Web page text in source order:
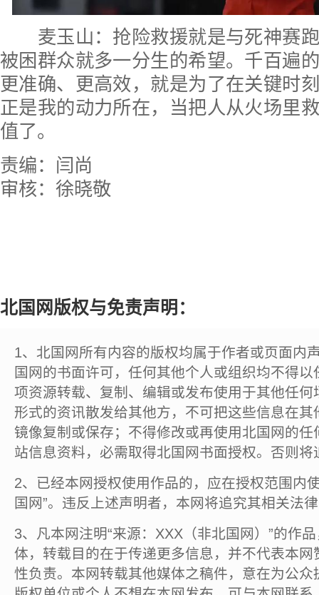
麦玉山：抢险救援就是与死神赛跑
被困群众就多一分生的希望。千百遍
更准确、更高效，就是为了在关键时
正是我的动力所在，当把人从火场里
值了。
责编：闫尚
审核：徐晓敬
北国网版权与免责声明：
1、北国网所有内容的版权均属于作者或页面内
国网的书面许可，任何其他个人或组织均不得
项资源转载、复制、编辑或发布使用于其他任
形式的资讯散发给其他方，不可把这些信息在
镜像复制或保存；不得修改或再使用北国网的
站信息资料，必需取得北国网书面授权。否则将
2、已经本网授权使用作品的，应在授权范围内
国网”。违反上述声明者，本网将追究其相关法
3、凡本网注明“来源：XXX（非北国网）”的作
体，转载目的在于传递更多信息，并不代表本
性负责。本网转载其他媒体之稿件，意在为公